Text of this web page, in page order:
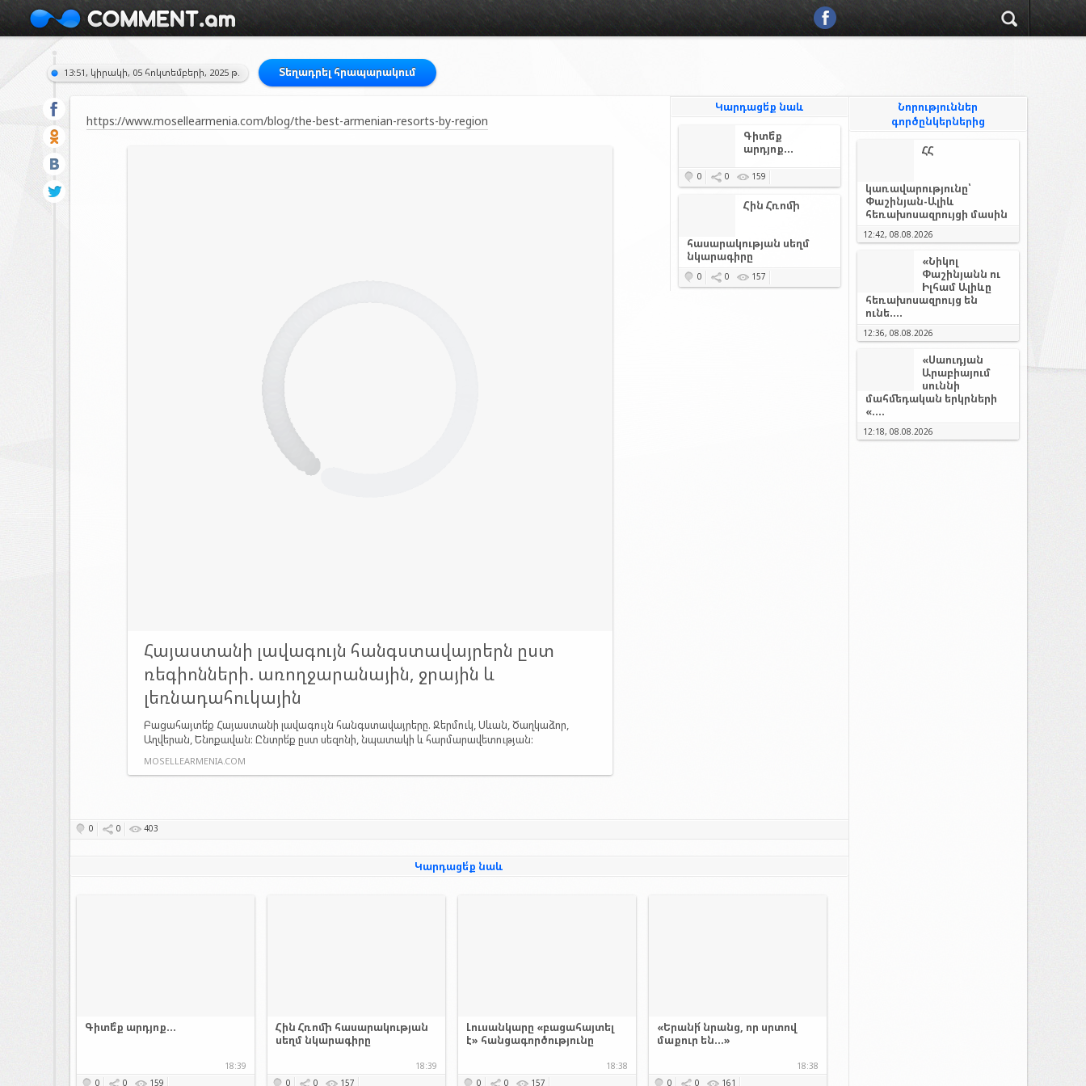
13:51, կիրակի, 05 հոկտեմբերի, 2025 թ. Տեղադրել հրապարակում
Նորություններ
գործընկերներից
ՀՀ
կառավարությունը՝
Փաշինյան-Ալիև
հեռախոսազրույցի մասին
12:42, 08.08.2026
«Նիկոլ
Փաշինյանն ու
Իլհամ Ալիևը
հեռախոսազրույց են
ունե....
12:36, 08.08.2026
«Սաուդյան
Արաբիայում
սուննի
մահմեդական երկրների
«....
12:18, 08.08.2026
Կարդացե՛ք նաև
Գիտե՞ք
արդյոք...
0 0 159
Հին Հռոմի
հասարակության սեղմ
նկարագիրը
0 0 157
https://www.mosellearmenia.com/blog/the-best-armenian-resorts-by-region
Հայաստանի լավագույն հանգստավայրերն ըստ
ռեգիոնների. առողջարանային, ջրային և
լեռնադահուկային
Բացահայտե՛ք Հայաստանի լավագույն հանգստավայրերը. Ջերմուկ, Սևան, Ծաղկաձոր,
Աղվերան, Ենոքավան: Ընտրե՛ք ըստ սեզոնի, նպատակի և հարմարավետության:
MOSELLEARMENIA.COM
0 0 403
Կարդացե՛ք նաև
Գիտե՞ք արդյոք...
18:39
0
0 159
Հին Հռոմի հասարակության
սեղմ նկարագիրը
18:39
0
0 157
Լուսանկարը «բացահայտել
է» հանցագործությունը
18:38
0
0 157
«Երանի՜ նրանց, որ սրտով
մաքուր են...»
18:38
0
0 161